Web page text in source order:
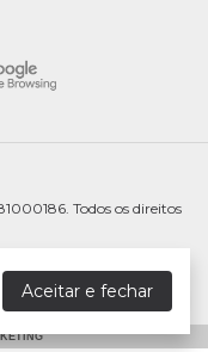
Aceitar e fechar
Todos os direitos